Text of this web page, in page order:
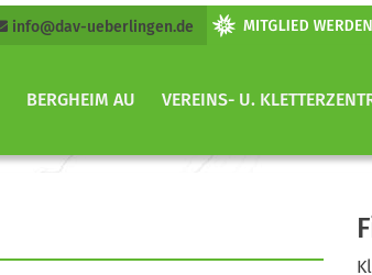
info@dav-ueberlingen.de
BERGHEIM AU VEREINS- U.